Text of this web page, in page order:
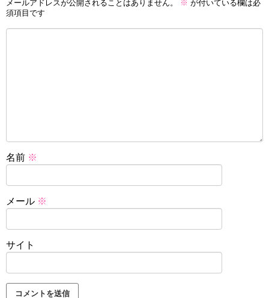
メールアドレスが公開されることはありません。 ※ が付いている欄は必
須項目です
名前 ※
メール ※
サイト